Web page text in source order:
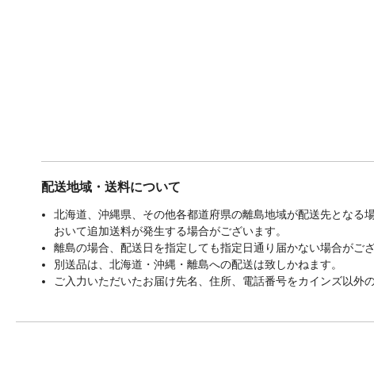
配送地域・送料について
北海道、沖縄県、その他各都道府県の離島地域が配送先となる
おいて追加送料が発生する場合がございます。
離島の場合、配送日を指定しても指定日通り届かない場合がござ
別送品は、北海道・沖縄・離島への配送は致しかねます。
ご入力いただいたお届け先名、住所、電話番号をカインズ以外